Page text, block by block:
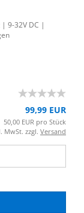
| 9-32V DC |
99,99 EUR
50,00 EUR pro Stück
MwSt. zzgl. Versand